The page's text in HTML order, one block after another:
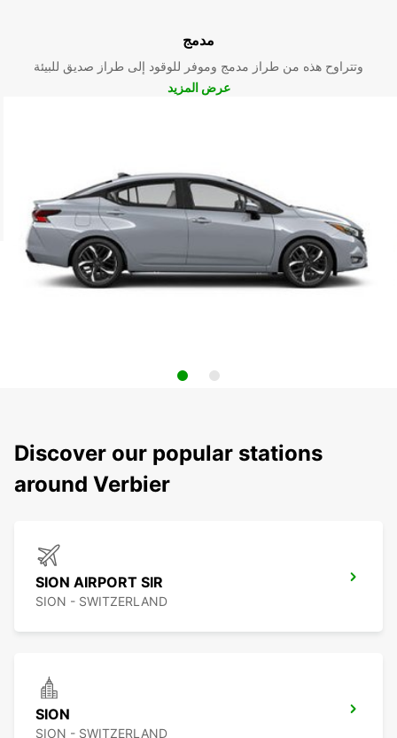
مدمج
وتتراوح هذه من طراز مدمج وموفر للوقود إلى طراز صديق للبيئة
عرض المزيد
Discover our popular stations
around Verbier
SION AIRPORT SIR
SION - SWITZERLAND
SION
SION - SWITZERLAND